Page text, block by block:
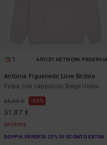
1 ARTIST NETWORK PROGRAM
Antonia Figueiredo Love Birdsie
Felpa con cappuccio Beige Uomo
85,00 € 63%
31,87 €
OFFERTE
DOPPIA OFFERTA 25% DI SCONTO EXTRA